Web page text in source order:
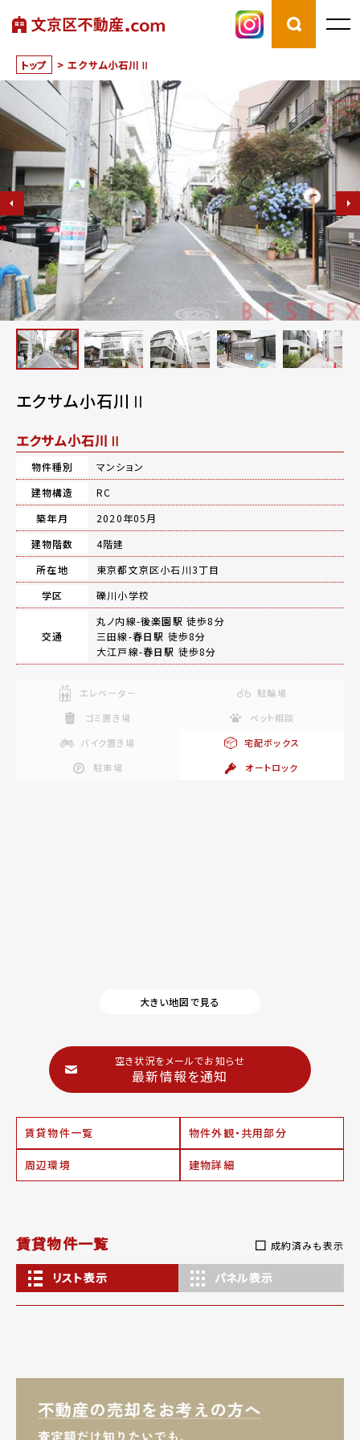
トップ > エクサム小石川Ⅱ
エクサム小石川Ⅱ
エクサム小石川Ⅱ
物件種別
マンション
建物構造
RC
築年月
2020年05月
建物階数
4階建
所在地
東京都文京区小石川3丁目
学区
礫川小学校
交通
丸ノ内線-後楽園駅 徒歩8分
三田線-春日駅 徒歩8分
大江戸線-春日駅 徒歩8分
エレベーター
駐輪場
ゴミ置き場
ペット相談
バイク置き場
宅配ボックス
駐車場
オートロック
大きい地図で見る
空き状況をメールでお知らせ
最新情報を通知
賃貸物件一覧 物件外観・共用部分
周辺環境 建物詳細
賃貸物件一覧 成約済みも表示
リスト表示 パネル表示